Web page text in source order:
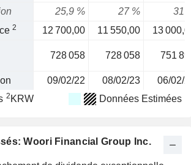
25,9 % 27 %
31
2 12 700,00 11 550,00
13
728 058 728 058 751
09/02/22 08/02/23 06/02/
2 KRW Données Estimées
Woori Financial Group Inc.